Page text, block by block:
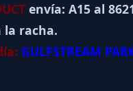
envía: A15 al
la racha.
GULFSTREAM